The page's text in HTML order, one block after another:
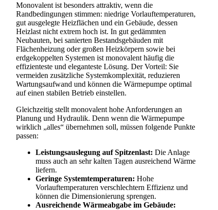
Monovalent ist besonders attraktiv, wenn die
Randbedingungen stimmen: niedrige Vorlauftemperaturen,
gut ausgelegte Heizflächen und ein Gebäude, dessen
Heizlast nicht extrem hoch ist. In gut gedämmten
Neubauten, bei sanierten Bestandsgebäuden mit
Flächenheizung oder großen Heizkörpern sowie bei
erdgekoppelten Systemen ist monovalent häufig die
effizienteste und eleganteste Lösung. Der Vorteil: Sie
vermeiden zusätzliche Systemkomplexität, reduzieren
Wartungsaufwand und können die Wärmepumpe optimal
auf einen stabilen Betrieb einstellen.
Gleichzeitig stellt monovalent hohe Anforderungen an
Planung und Hydraulik. Denn wenn die Wärmepumpe
wirklich „alles“ übernehmen soll, müssen folgende Punkte
passen:
Leistungsauslegung auf Spitzenlast: Die Anlage
muss auch an sehr kalten Tagen ausreichend Wärme
liefern.
Geringe Systemtemperaturen: Hohe
Vorlauftemperaturen verschlechtern Effizienz und
können die Dimensionierung sprengen.
Ausreichende Wärmeabgabe im Gebäude: